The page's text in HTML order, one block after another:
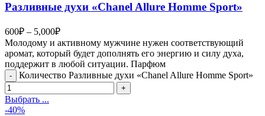
Разливные духи «Chanel Allure Homme Sport»
600₽ – 5,000₽
Молодому и активному мужчине нужен соответствующий
аромат, который будет дополнять его энергию и силу духа,
поддержит в любой ситуации. Парфюм
Количество Разливные духи «Chanel Allure Homme Sport»
Выбрать ...
-40%